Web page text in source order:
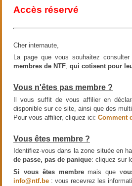
Accès réservé
Cher internaute,
La page que vous souhaitez
membres de NTF, qui cotisent pour
Vous n'êtes pas membre ?
Il vous suffit de vous affilier en
disponible sur ce site, ainsi que des
Pour vous affilier, cliquez ici: Comment
Vous êtes membre ?
Identifiez-vous dans la zone située en
de passe, pas de panique: cliquez sur
Si vous êtes membremais que v
info@ntf.be : vous recevrez les